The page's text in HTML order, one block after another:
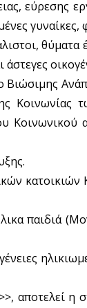
εύρεσης
γυναίκες,
Κοινωνίας
Κοινωνικού
κατοικιών
παιδιά
αποτελεί